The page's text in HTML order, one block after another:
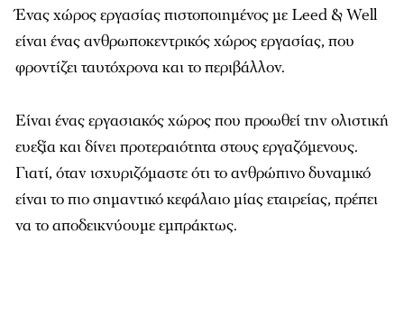
Ένας χώρος εργασίας πιστοποιηµένος µε Leed & Well
είναι ένας ανθρωποκεντρικός χώρος εργασίας, που
φροντίζει ταυτόχρονα και το περιβάλλον.
Είναι ένας εργασιακός χώρος που προωθεί την ολιστική
ευεξία και δίνει προτεραιότητα στους εργαζόµενους.
Γιατί, όταν ισχυριζόµαστε ότι το ανθρώπινο δυναµικό
είναι το πιο σηµαντικό κεφάλαιο µίας εταιρείας, πρέπει
να το αποδεικνύουµε εµπράκτως.